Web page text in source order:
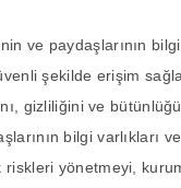
ve paydaşlarının bilgi
şekilde erişim
gizliliğini ve
bilgi varlıkları
riskleri yönetmeyi,